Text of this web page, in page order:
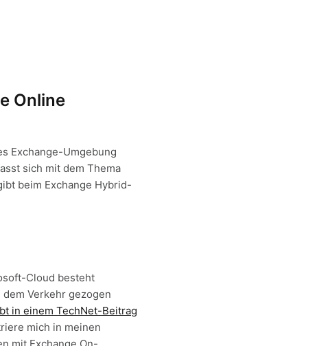
Online
Exchange-Umgebung
sich mit dem Thema
beim Exchange Hybrid-
Cloud besteht
Verkehr gezogen
in einem TechNet-Beitrag
mich in meinen